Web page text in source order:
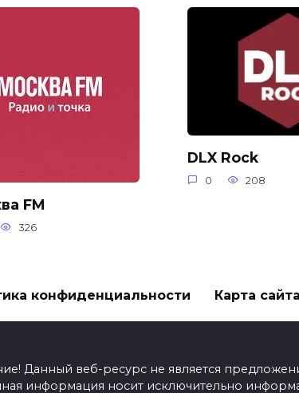
FM
326
DLX Rock
0 208
конфиденциальности Карта сайта
Данный веб-ресурс не является
информация носит исключительно